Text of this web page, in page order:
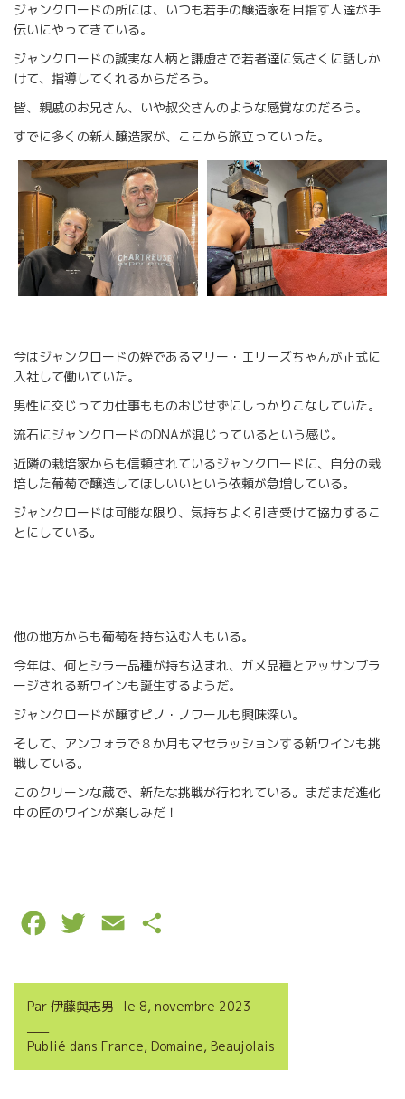
ジャンクロードの所には、いつも若手の醸造家を目指す人達が手
伝いにやってきている。
ジャンクロードの誠実な人柄と謙虚さで若者達に気さくに話しか
けて、指導してくれるからだろう。
皆、親戚のお兄さん、いや叔父さんのような感覚なのだろう。
すでに多くの新人醸造家が、ここから旅立っていった。
今はジャンクロードの姪であるマリー・エリーズちゃんが正式に
入社して働いていた。
男性に交じって力仕事もものおじせずにしっかりこなしていた。
流石にジャンクロードのDNAが混じっているという感じ。
近隣の栽培家からも信頼されているジャンクロードに、自分の栽
培した葡萄で醸造してほしいいという依頼が急増している。
ジャンクロードは可能な限り、気持ちよく引き受けて協力するこ
とにしている。
他の地方からも葡萄を持ち込む人もいる。
今年は、何とシラー品種が持ち込まれ、ガメ品種とアッサンブラ
ージされる新ワインも誕生するようだ。
ジャンクロードが醸すピノ・ノワールも興味深い。
そして、アンフォラで８か月もマセラッションする新ワインも挑
戦している。
このクリーンな蔵で、新たな挑戦が行われている。まだまだ進化
中の匠のワインが楽しみだ！
c
b
i
t
a
l
r
a
Par 伊藤與志男 le 8, novembre 2023
Publié dans France, Domaine, Beaujolais